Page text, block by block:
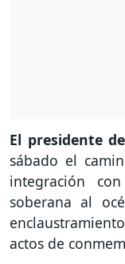
El presidente
sábado el
integración
soberana al
actos de